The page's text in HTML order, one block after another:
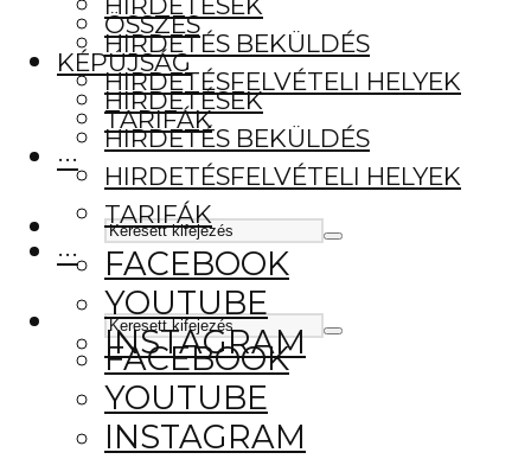
HIRDETÉS BEKÜLDÉS
HIRDETÉSFELVÉTELI HELYEK
TARIFÁK
···
FACEBOOK
YOUTUBE
INSTAGRAM
ÖSSZES
KÉPÚJSÁG
HIRDETÉSEK
HIRDETÉS BEKÜLDÉS
HIRDETÉSFELVÉTELI HELYEK
TARIFÁK
···
FACEBOOK
YOUTUBE
INSTAGRAM